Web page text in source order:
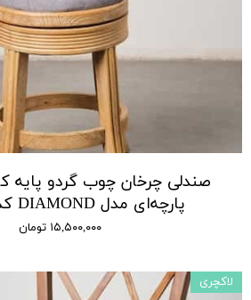
صندلی چرخان چوب گردو پایه
پارچه‌ای مدل DIAMOND کد XSALA
۱۵,۵۰۰,۰۰۰ تومان
لاکچری